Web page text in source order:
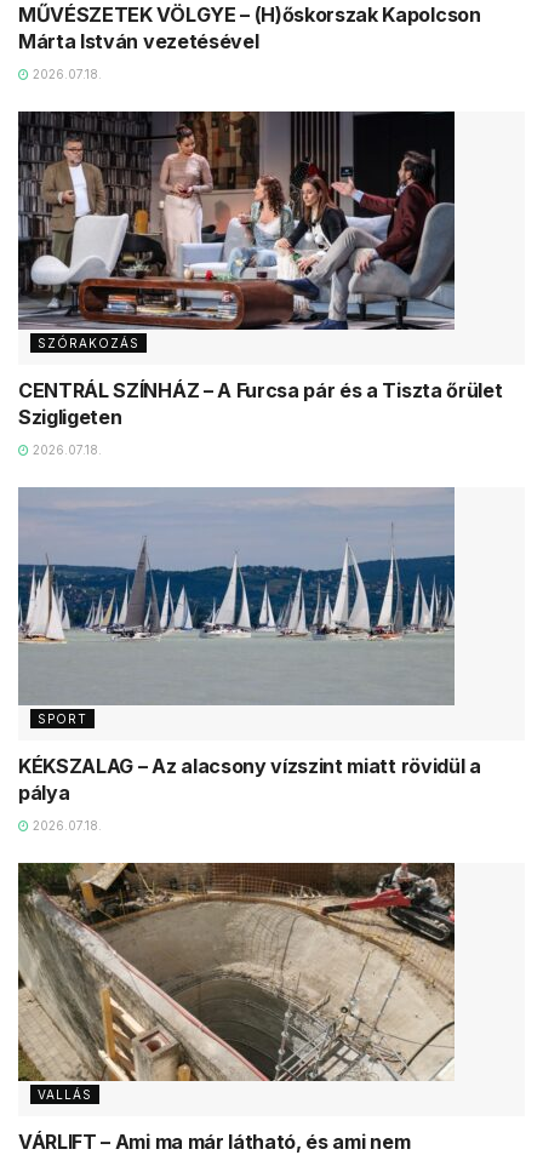
MŰVÉSZETEK VÖLGYE – (H)őskorszak Kapolcson
Márta István vezetésével
2026.07.18.
SZÓRAKOZÁS
CENTRÁL SZÍNHÁZ – A Furcsa pár és a Tiszta őrület
Szigligeten
2026.07.18.
SPORT
KÉKSZALAG – Az alacsony vízszint miatt rövidül a
pálya
2026.07.18.
VALLÁS
VÁRLIFT – Ami ma már látható, és ami nem